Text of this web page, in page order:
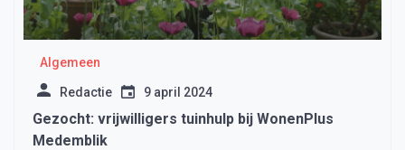
Algemeen
Redactie 9 april 2024
Gezocht: vrijwilligers tuinhulp bij WonenPlus
Medemblik